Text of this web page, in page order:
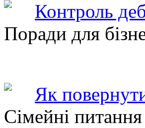
Контроль
Поради для
Як
Сімейні питання